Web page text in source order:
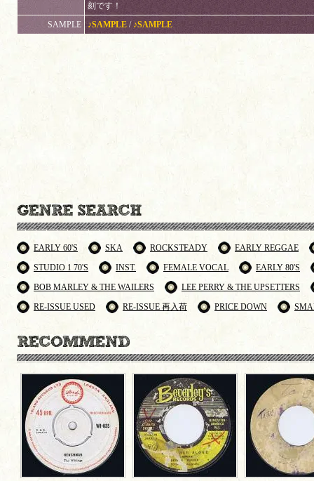
刻です！
SAMPLE
♪SAMPLE / ♪SAMPLE
EARLY 60'S SKA ROCKSTEADY
EARLY REGGAE
STUDIO 1 70'S
INST. FEMALE VOCAL
EARLY 80'S
BOB MARLEY & THE WAILERS
LEE PERRY & THE UPSETTERS
RE-ISSUE USED
RE-ISSUE 再入荷 PRICE DOWN